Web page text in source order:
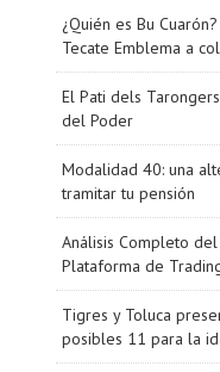
¿Quién es Bu
Tecate Emblema a
El Pati dels
del Poder
Modalidad 40: una
tramitar tu pensión
Análisis Completo del
Plataforma de
Tigres y Toluca
posibles 11 para la